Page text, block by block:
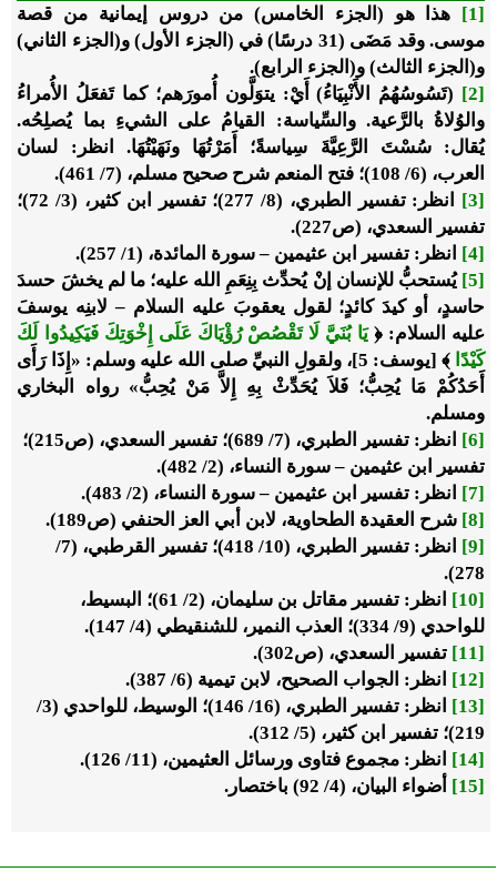
[1] هذا هو (الجزء الخامس) من دروس إيمانية من قصة
موسى. وقد مَضَى (31 درسًا) في (الجزء الأول) و(الجزء الثاني)
و(الجزء الثالث) و(الجزء الرابع).
[2]
(تَسُوسُهُمُ الأَنْبِيَاءُ) أَيْ: يتوَلَّون أُمورَهم؛ كما تَفعَلُ الأُمراءُ
والوُلاةُ بالرَّعية. والسِّياسة: القيامُ على الشيءِ بما يُصلِحُه.
يُقال: سُسْتَ الرَّعِيَّةَ سِياسةً؛ أَمَرْتُهَا ونَهَيْتُهَا. انظر: لسان
العرب، (6/ 108)؛ فتح المنعم شرح صحيح مسلم، (7/ 461).
[3]
انظر: تفسير الطبري، (8/ 277)؛ تفسير ابن كثير، (3/ 72)؛
تفسير السعدي، (ص227).
[4]
انظر: تفسير ابن عثيمين – سورة المائدة، (1/ 257).
[5]
يُستحبُّ للإنسان إنْ يُحدِّث بِنِعَمِ الله عليه؛ ما لم يخشَ حسدَ
حاسدٍ، أو كيدَ كائدٍ؛ لقول يعقوبَ عليه السلام – لابنِه يوسفَ
عليه السلام: ﴿يَا بُنَيَّ لَا تَقْصُصْ رُؤْيَاكَ عَلَى إِخْوَتِكَ فَيَكِيدُوا لَكَ
كَيْدًا ﴾ [يوسف: 5]، ولقولِ النبيِّ صلى الله عليه وسلم: «
إِذَا رَأَى
أَحَدُكُمْ مَا يُحِبُّ؛ فَلاَ يُحَدِّثْ بِهِ إِلاَّ مَنْ يُحِبُّ» رواه البخاري
ومسلم.
[6]
انظر: تفسير الطبري، (7/ 689)؛ تفسير السعدي، (ص215)؛
تفسير ابن عثيمين – سورة النساء، (2/ 482).
[7]
انظر: تفسير ابن عثيمين – سورة النساء، (2/ 483).
[8]
شرح العقيدة الطحاوية، لابن أبي العز الحنفي (ص189).
[9]
انظر: تفسير الطبري، (10/ 418)؛ تفسير القرطبي، (7/
278).
[10]
انظر: تفسير مقاتل بن سليمان، (2/ 61)؛ البسيط،
للواحدي (9/ 334)؛ العذب النمير، للشنقيطي (4/ 147).
[11]
تفسير السعدي، (ص302).
[12]
انظر: الجواب الصحيح، لابن تيمية (6/ 387).
[13]
انظر: تفسير الطبري، (16/ 146)؛ الوسيط، للواحدي (3/
219)؛ تفسير ابن كثير، (5/ 312).
[14]
انظر: مجموع فتاوى ورسائل العثيمين، (11/ 126).
[15]
أضواء البيان، (4/ 92) باختصار.